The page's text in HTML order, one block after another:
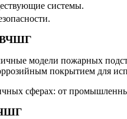
системы.
ВЧШГ
модели пожарных
покрытием для
сферах: от